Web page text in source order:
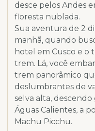
desce pelos Andes
floresta nublada.
Sua aventura de 2
manhã, quando
hotel em Cusco e o
trem. Lá, você
trem panorâmico
deslumbrantes de
selva alta,
Águas Calientes, a
Machu Picchu.